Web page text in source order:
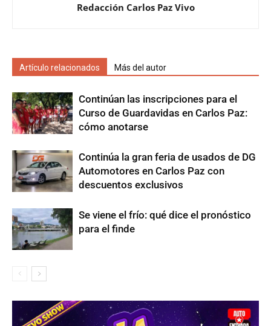
Redacción Carlos Paz Vivo
Artículo relacionados Más del autor
Continúan las inscripciones para el
Curso de Guardavidas en Carlos Paz:
cómo anotarse
Continúa la gran feria de usados de DG
Automotores en Carlos Paz con
descuentos exclusivos
Se viene el frío: qué dice el pronóstico
para el finde